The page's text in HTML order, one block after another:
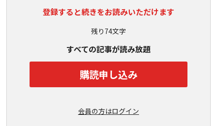
登録すると続きをお読みいただけます
残り74文字
すべての記事が読み放題
購読申し込み
会員の方はログイン